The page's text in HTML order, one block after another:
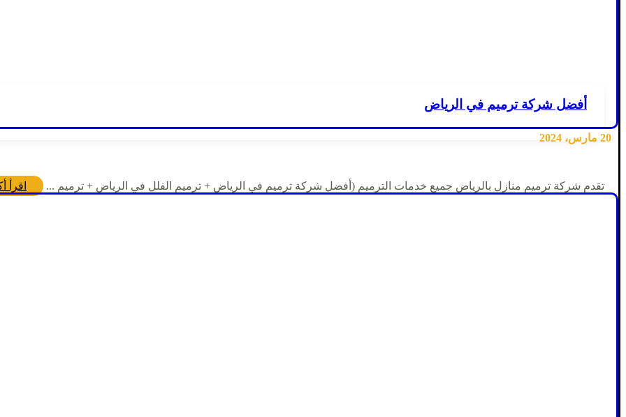
أفضل شركة ترميم في الرياض
20 مارس، 2024
تقدم شركة ترميم منازل بالرياض جميع خدمات الترميم (أفضل شركة ترميم في الرياض + ترميم الفلل في الرياض + ترميم ... اقرأ